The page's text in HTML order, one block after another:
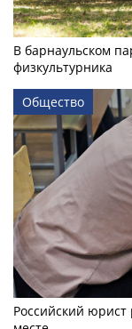
В барнаульском
физкультурника
Общество
Российский